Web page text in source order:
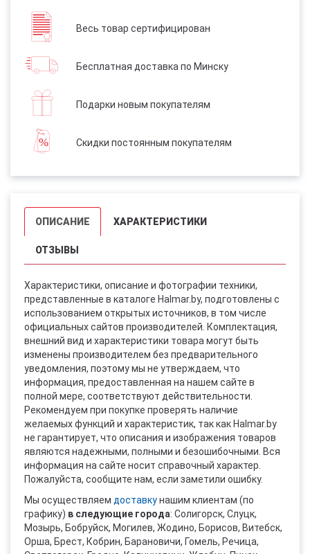
Весь товар сертифицирован
Бесплатная доставка по Минску
Подарки новым покупателям
Скидки постоянным покупателям
ОПИСАНИЕ ХАРАКТЕРИСТИКИ
ОТЗЫВЫ
Характеристики, описание и фотографии техники,
представленные в каталоге Halmar.by, подготовлены с
использованием открытых источников, в том числе
официальных сайтов производителей. Комплектация,
внешний вид и характеристики товара могут быть
изменены производителем без предварительного
уведомления, поэтому мы не утверждаем, что
информация, предоставленная на нашем сайте в
полной мере, соответствуют действительности.
Рекомендуем при покупке проверять наличие
желаемых функций и характеристик, так как Halmar.by
не гарантирует, что описания и изображения товаров
являются надежными, полными и безошибочными. Вся
информация на сайте носит справочный характер.
Пожалуйста, сообщите нам, если заметили ошибку.
Мы осуществляем доставкунашим клиентам (по
графику) в следующие города: Солигорск, Слуцк,
Мозырь, Бобруйск, Могилев, Жодино, Борисов, Витебск,
Орша, Брест, Кобрин, Барановичи, Гомель, Речица,